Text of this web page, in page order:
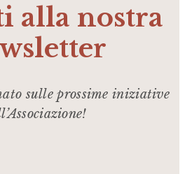
alla nostra
sulle prossime iniziative